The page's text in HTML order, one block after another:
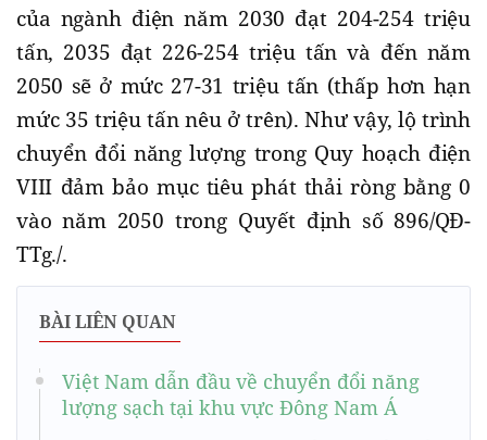
của ngành điện năm 2030 đạt 204-254 triệu
tấn, 2035 đạt 226-254 triệu tấn và đến năm
2050 sẽ ở mức 27-31 triệu tấn (thấp hơn hạn
mức 35 triệu tấn nêu ở trên). Như vậy, lộ trình
chuyển đổi năng lượng trong Quy hoạch điện
VIII đảm bảo mục tiêu phát thải ròng bằng 0
vào năm 2050 trong Quyết định số 896/QĐ-
TTg./.
BÀI LIÊN QUAN
Việt Nam dẫn đầu về chuyển đổi năng
lượng sạch tại khu vực Đông Nam Á